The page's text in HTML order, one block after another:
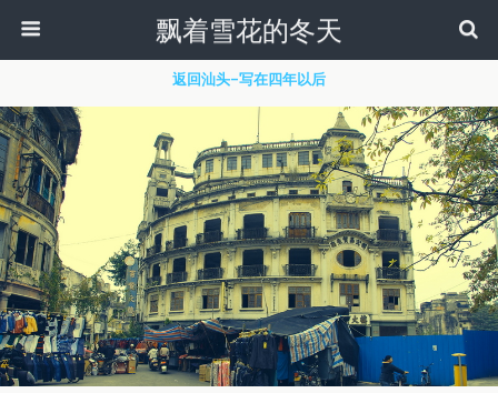
飘着雪花的冬天
返回汕头–写在四年以后